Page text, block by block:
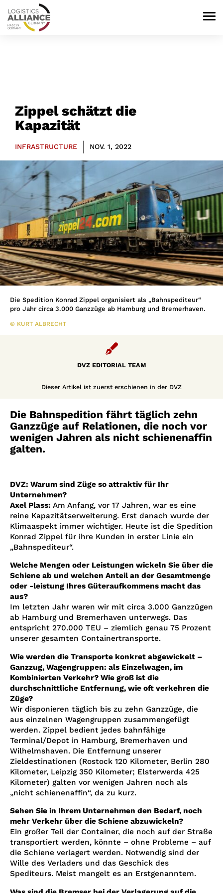
Zippel schätzt die
Kapazität
INFRASTRUCTURE | NOV. 1, 2022
Die Spedition Konrad Zippel organisiert als „Bahnspediteur“
pro Jahr circa 3.000 Ganzzüge ab Hamburg und Bremerhaven.
© KURT ALBRECHT

DVZ EDITORIAL TEAM
Dieser Artikel ist zuerst erschienen in der DVZ
Die Bahnspedition fährt täglich zehn
Ganzzüge auf Relationen, die noch vor
wenigen Jahren als nicht schienenaffin
galten.
DVZ: Warum sind Züge so attraktiv für Ihr
Unternehmen?
Axel Plass: Am Anfang, vor 17 Jahren, war es eine
reine Kapazitätserweiterung. Erst danach wurde der
Klimaaspekt immer wichtiger. Heute ist die Spedition
Konrad Zippel für ihre Kunden in erster Linie ein
„Bahnspediteur“.
Welche Mengen oder Leistungen wickeln Sie über die
Schiene ab und welchen Anteil an der Gesamtmenge
oder -leistung Ihres Güteraufkommens macht das
aus?
Im letzten Jahr waren wir mit circa 3.000 Ganzzügen
ab Hamburg und Bremerhaven unterwegs. Das
entspricht 270.000 TEU – ziemlich genau 75 Prozent
unserer gesamten Containertransporte.
Wie werden die Transporte konkret abgewickelt –
Ganzzug, Wagengruppen: als Einzelwagen, im
Kombinierten Verkehr? Wie groß ist die
durchschnittliche Entfernung, wie oft verkehren die
Züge?
Wir disponieren täglich bis zu zehn Ganzzüge, die
aus einzelnen Wagengruppen zusammengefügt
werden. Zippel bedient jedes bahnfähige
Terminal/Depot in Hamburg, Bremerhaven und
Wilhelmshaven. Die Entfernung unserer
Zieldestinationen (Rostock 120 Kilometer, Berlin 280
Kilometer, Leipzig 350 Kilometer; Elsterwerda 425
Kilometer) galten vor wenigen Jahren noch als
„nicht schienenaffin“, da zu kurz.
Sehen Sie in Ihrem Unternehmen den Bedarf, noch
mehr Verkehr über die Schiene abzuwickeln?
Ein großer Teil der Container, die noch auf der Straße
transportiert werden, könnte – ohne Probleme – auf
die Schiene verlagert werden. Notwendig sind der
Wille des Verladers und das Geschick des
Spediteurs. Meist mangelt es an Erstgenanntem.